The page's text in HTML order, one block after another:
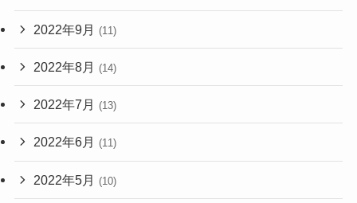
2022年9月 (11)
2022年8月 (14)
2022年7月 (13)
2022年6月 (11)
2022年5月 (10)